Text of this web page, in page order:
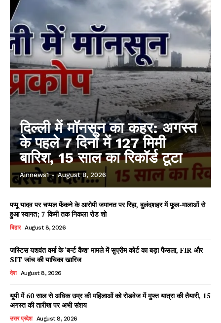
Facebook
X WhatsApp
Share
दिल्ली में मॉनसून का कहर: अगस्त
के पहले 7 दिनों में 127 मिमी
बारिश, 15 साल का रिकॉर्ड टूटा
Ainnews1 - August 8, 2026
पप्पू यादव पर चप्पल फेंकने के आरोपी जमानत पर रिहा, बुलंदशहर में फूल-मालाओं से
हुआ स्वागत; 7 किमी तक निकला रोड शो
बिहार August 8, 2026
जस्टिस यशवंत वर्मा के ‘बर्न्ट कैश’ मामले में सुप्रीम कोर्ट का बड़ा फैसला, FIR और
SIT जांच की याचिका खारिज
देश August 8, 2026
यूपी में 60 साल से अधिक उम्र की महिलाओं को रोडवेज में मुफ्त यात्रा की तैयारी, 15
अगस्त की तारीख पर अभी संशय
उत्तर प्रदेश August 8, 2026